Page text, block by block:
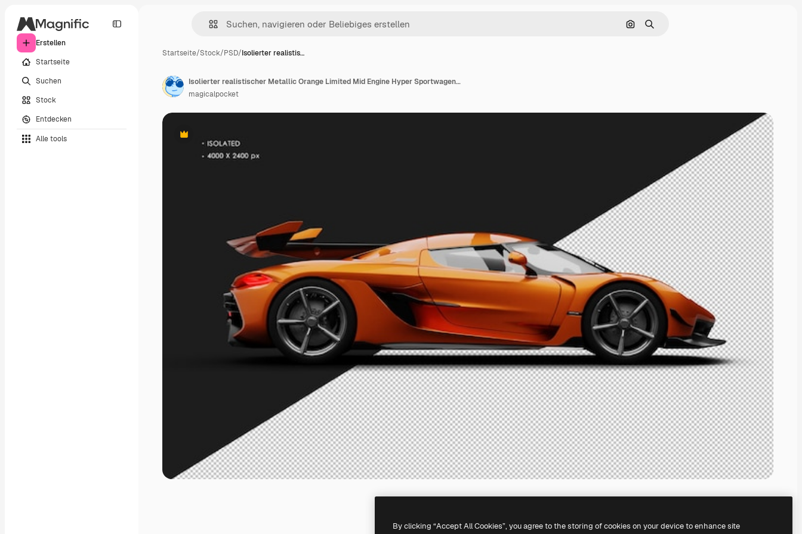
Erstellen
Startseite
Suchen
Stock
Entdecken
Alle tools
Nach Bild suchen
Suchen
Startseite/Stock/PSD/Isolierter realistis…
Premium
Isolierter realistischer Metallic Orange Limited Mid Engine Hyper Sportwagen aus der rechten Seite
magicalpocket
By clicking “Accept All Cookies”, you agree to the storing of cookies on your device to enhance site